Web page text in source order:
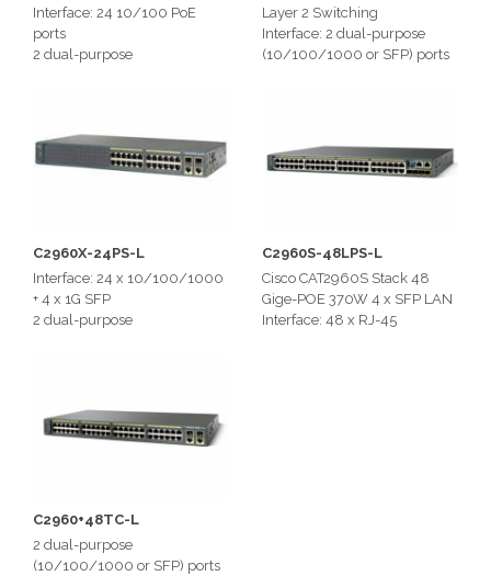
Interface: 24 10/100 PoE
ports
2 dual-purpose
Layer 2 Switching
Interface: 2 dual-purpose
(10/100/1000 or SFP) ports
C2960X-24PS-L
Interface: 24 x 10/100/1000
+ 4 x 1G SFP
2 dual-purpose
C2960S-48LPS-L
Cisco CAT2960S Stack 48
Gige-POE 370W 4 x SFP LAN
Interface: 48 x RJ-45
C2960+48TC-L
2 dual-purpose
(10/100/1000 or SFP) ports